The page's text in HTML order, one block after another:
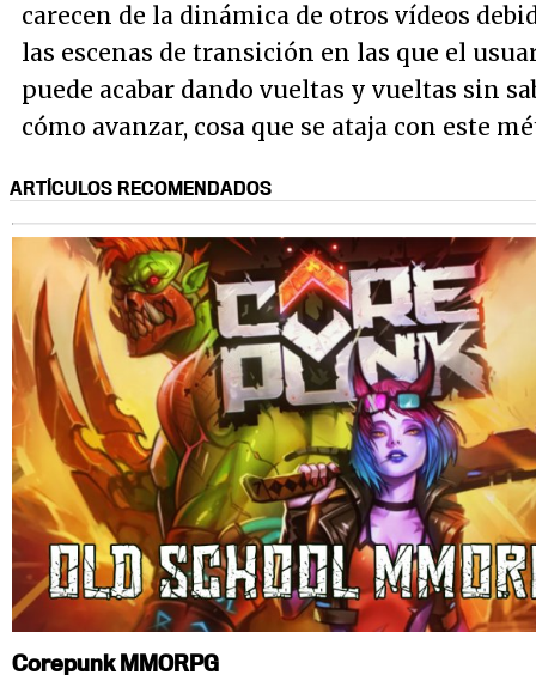
carecen de la dinámica de otros vídeos
las escenas de transición en las que el
puede acabar dando vueltas y vueltas sin
cómo avanzar, cosa que se ataja con este
ARTÍCULOS RECOMENDADOS
Corepunk MMORPG